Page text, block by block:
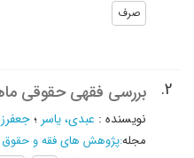
صرف
2. بررسی فقهی حقوقی
نویسنده : عبدی، یاسر ؛
مجله:پژوهش های فقه و حقوق